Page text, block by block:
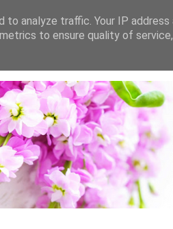
analyze traffic. Your IP address
to ensure quality of